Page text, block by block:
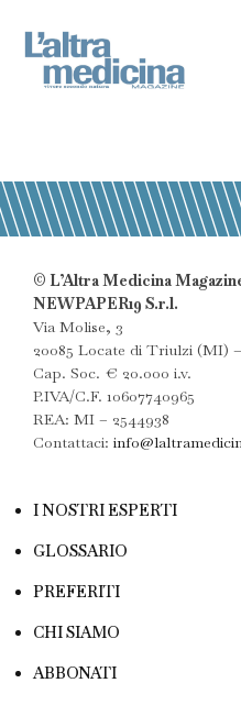
© L’Altra Medicina
NEWPAPER19 S.r.l.
Via Molise, 3
20085 Locate di Triulzi (MI)
Cap. Soc. € 20.000 i.v.
P.IVA/C.F. 10607740965
REA: MI – 2544938
Contattaci:
I NOSTRI ESPERTI
GLOSSARIO
PREFERITI
CHI SIAMO
ABBONATI